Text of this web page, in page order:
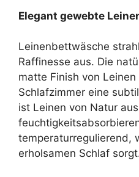
Elegant gewebte
Leinenbettwäsche
Raffinesse aus. Die
matte Finish von
Schlafzimmer eine
ist Leinen von Natur aus
temperaturregulierend,
erholsamen Schlaf